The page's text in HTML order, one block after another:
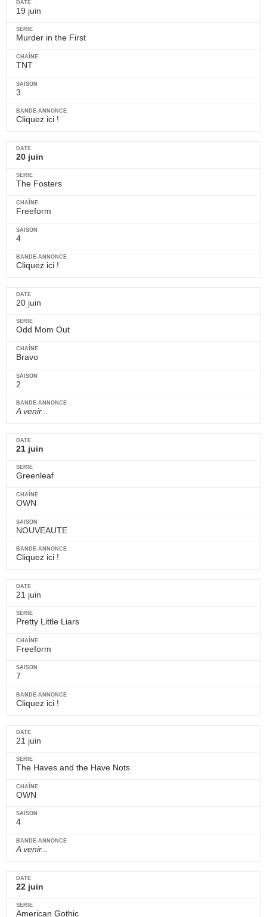
19 juin
Murder in the First
TNT
3
Cliquez ici !
20 juin
The Fosters
Freeform
4
Cliquez ici !
20 juin
Odd Mom Out
Bravo
2
A venir...
21 juin
Greenleaf
OWN
NOUVEAUTE
Cliquez ici !
21 juin
Pretty Little Liars
Freeform
7
Cliquez ici !
21 juin
The Haves and the Have Nots
OWN
4
A venir...
22 juin
American Gothic